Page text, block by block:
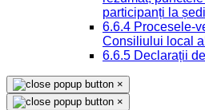
participanți la
6.6.4 Procesele-
Consiliului local
6.6.5 Declarații
×
×